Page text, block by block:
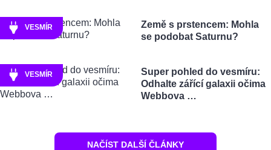
VESMÍR
Země s prstencem: Mohla
se podobat Saturnu?
VESMÍR
Super pohled do vesmíru:
Odhalte zářící galaxii očima
Webbova …
NAČÍST DALŠÍ ČLÁNKY